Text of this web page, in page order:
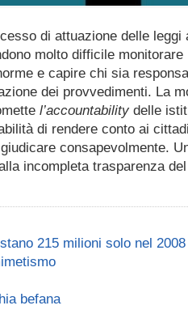
di attuazione delle leggi
molto difficile monitorare
e capire chi sia
dei provvedimenti. La
l’accountability delle
di rendere conto ai
consapevolmente.
incompleta trasparenza
215 milioni solo nel 2008
befana